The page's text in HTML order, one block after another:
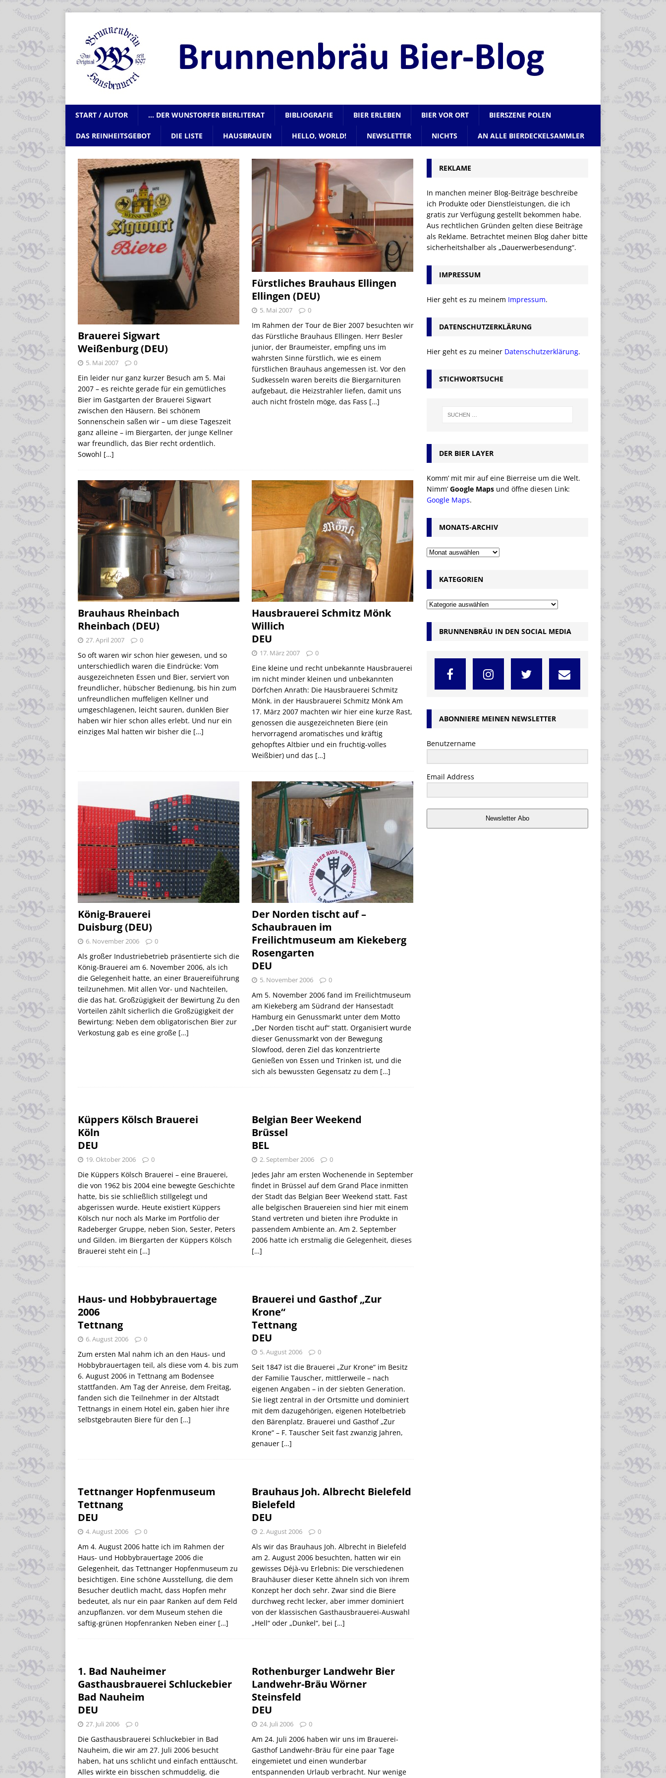
START / AUTOR … DER WUNSTORFER BIERLITERAT BIBLIOGRAFIE BIER ERLEBEN BIER VOR ORT BIERSZENE POLEN
DAS REINHEITSGEBOT DIE LISTE HAUSBRAUEN HELLO, WORLD! NEWSLETTER NICHTS AN ALLE BIERDECKELSAMMLER
Brauerei Sigwart
Weißenburg (DEU)
5. Mai 2007 0
Ein leider nur ganz kurzer Besuch am 5. Mai
2007 – es reichte gerade für ein gemütliches
Bier im Gastgarten der Brauerei Sigwart
zwischen den Häusern. Bei schönem
Sonnenschein saßen wir – um diese Tageszeit
ganz alleine – im Biergarten, der junge Kellner
war freundlich, das Bier recht ordentlich.
Sowohl […]
Fürstliches Brauhaus Ellingen
Ellingen (DEU)
5. Mai 2007 0
Im Rahmen der Tour de Bier 2007 besuchten wir
das Fürstliche Brauhaus Ellingen. Herr Besler
junior, der Braumeister, empfing uns im
wahrsten Sinne fürstlich, wie es einem
fürstlichen Brauhaus angemessen ist. Vor den
Sudkesseln waren bereits die Biergarnituren
aufgebaut, die Heizstrahler liefen, damit uns
auch nicht frösteln möge, das Fass […]
Brauhaus Rheinbach
Rheinbach (DEU)
27. April 2007 0
So oft waren wir schon hier gewesen, und so
unterschiedlich waren die Eindrücke: Vom
ausgezeichneten Essen und Bier, serviert von
freundlicher, hübscher Bedienung, bis hin zum
unfreundlichen muffeligen Kellner und
umgeschlagenen, leicht sauren, dunklen Bier
haben wir hier schon alles erlebt. Und nur ein
einziges Mal hatten wir bisher die […]
Hausbrauerei Schmitz Mönk
Willich
DEU
17. März 2007 0
Eine kleine und recht unbekannte Hausbrauerei
im nicht minder kleinen und unbekannten
Dörfchen Anrath: Die Hausbrauerei Schmitz
Mönk. in der Hausbrauerei Schmitz Mönk Am
17. März 2007 machten wir hier eine kurze Rast,
genossen die ausgezeichneten Biere (ein
hervorragend aromatisches und kräftig
gehopftes Altbier und ein fruchtig-volles
Weißbier) und das […]
König-Brauerei
Duisburg (DEU)
6. November 2006 0
Als großer Industriebetrieb präsentierte sich die
König-Brauerei am 6. November 2006, als ich
die Gelegenheit hatte, an einer Brauereiführung
teilzunehmen. Mit allen Vor- und Nachteilen,
die das hat. Großzügigkeit der Bewirtung Zu den
Vorteilen zählt sicherlich die Großzügigkeit der
Bewirtung: Neben dem obligatorischen Bier zur
Verkostung gab es eine große […]
Der Norden tischt auf –
Schaubrauen im
Freilichtmuseum am Kiekeberg
Rosengarten
DEU
5. November 2006 0
Am 5. November 2006 fand im Freilichtmuseum
am Kiekeberg am Südrand der Hansestadt
Hamburg ein Genussmarkt unter dem Motto
„Der Norden tischt auf“ statt. Organisiert wurde
dieser Genussmarkt von der Bewegung
Slowfood, deren Ziel das konzentrierte
Genießen von Essen und Trinken ist, und die
sich als bewussten Gegensatz zu dem […]
Küppers Kölsch Brauerei
Köln
DEU
19. Oktober 2006 0
Die Küppers Kölsch Brauerei – eine Brauerei,
die von 1962 bis 2004 eine bewegte Geschichte
hatte, bis sie schließlich stillgelegt und
abgerissen wurde. Heute existiert Küppers
Kölsch nur noch als Marke im Portfolio der
Radeberger Gruppe, neben Sion, Sester, Peters
und Gilden. im Biergarten der Küppers Kölsch
Brauerei steht ein […]
Belgian Beer Weekend
Brüssel
BEL
2. September 2006 0
Jedes Jahr am ersten Wochenende in September
findet in Brüssel auf dem Grand Place inmitten
der Stadt das Belgian Beer Weekend statt. Fast
alle belgischen Brauereien sind hier mit einem
Stand vertreten und bieten ihre Produkte in
passendem Ambiente an. Am 2. September
2006 hatte ich erstmalig die Gelegenheit, dieses
[…]
Haus- und Hobbybrauertage
2006
Tettnang
6. August 2006 0
Zum ersten Mal nahm ich an den Haus- und
Hobbybrauertagen teil, als diese vom 4. bis zum
6. August 2006 in Tettnang am Bodensee
stattfanden. Am Tag der Anreise, dem Freitag,
fanden sich die Teilnehmer in der Altstadt
Tettnangs in einem Hotel ein, gaben hier ihre
selbstgebrauten Biere für den […]
Brauerei und Gasthof „Zur
Krone“
Tettnang
DEU
5. August 2006 0
Seit 1847 ist die Brauerei „Zur Krone“ im Besitz
der Familie Tauscher, mittlerweile – nach
eigenen Angaben – in der siebten Generation.
Sie liegt zentral in der Ortsmitte und dominiert
mit dem dazugehörigen, eigenen Hotelbetrieb
den Bärenplatz. Brauerei und Gasthof „Zur
Krone“ – F. Tauscher Seit fast zwanzig Jahren,
genauer […]
Tettnanger Hopfenmuseum
Tettnang
DEU
4. August 2006 0
Am 4. August 2006 hatte ich im Rahmen der
Haus- und Hobbybrauertage 2006 die
Gelegenheit, das Tettnanger Hopfenmuseum zu
besichtigen. Eine schöne Ausstellung, die dem
Besucher deutlich macht, dass Hopfen mehr
bedeutet, als nur ein paar Ranken auf dem Feld
anzupflanzen. vor dem Museum stehen die
saftig-grünen Hopfenranken Neben einer […]
Brauhaus Joh. Albrecht Bielefeld
Bielefeld
DEU
2. August 2006 0
Als wir das Brauhaus Joh. Albrecht in Bielefeld
am 2. August 2006 besuchten, hatten wir ein
gewisses Déjà-vu Erlebnis: Die verschiedenen
Brauhäuser dieser Kette ähneln sich von ihrem
Konzept her doch sehr. Zwar sind die Biere
durchweg recht lecker, aber immer dominiert
von der klassischen Gasthausbrauerei-Auswahl
„Hell“ oder „Dunkel“, bei […]
1. Bad Nauheimer
Gasthausbrauerei Schluckebier
Bad Nauheim
DEU
27. Juli 2006 0
Die Gasthausbrauerei Schluckebier in Bad
Nauheim, die wir am 27. Juli 2006 besucht
haben, hat uns schlicht und einfach enttäuscht.
Alles wirkte ein bisschen schmuddelig, die
Rothenburger Landwehr Bier
Landwehr-Bräu Wörner
Steinsfeld
DEU
24. Juli 2006 0
Am 24. Juli 2006 haben wir uns im Brauerei-
Gasthof Landwehr-Bräu für eine paar Tage
eingemietet und einen wunderbar
entspannenden Urlaub verbracht. Nur wenige
REKLAME
In manchen meiner Blog-Beiträge beschreibe
ich Produkte oder Dienstleistungen, die ich
gratis zur Verfügung gestellt bekommen habe.
Aus rechtlichen Gründen gelten diese Beiträge
als Reklame. Betrachtet meinen Blog daher bitte
sicherheitshalber als „Dauerwerbesendung“.
IMPRESSUM
Hier geht es zu meinem Impressum.
DATENSCHUTZERKLÄRUNG
Hier geht es zu meiner Datenschutzerklärung.
STICHWORTSUCHE
DER BIER LAYER
Komm’ mit mir auf eine Bierreise um die Welt.
Nimm’ Google Maps und öffne diesen Link:
Google Maps.
MONATS-ARCHIV
KATEGORIEN
BRUNNENBRÄU IN DEN SOCIAL MEDIA
ABONNIERE MEINEN NEWSLETTER
Benutzername
Email Address
Newsletter Abo